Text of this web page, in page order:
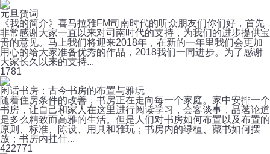
元旦贺词
《我的简介》喜马拉雅FM司南时代的听众朋友们你们好，首先
非常感谢大家一直以来对司南时代的支持，为我们的进步提供宝
贵的意见。马上我们将迎来2018年，在新的一年里我们会更加
用心的给大家准备优秀的作品，2018我们一同进步。为了感谢
大家长久以来的支持...
1781
闲话书房：古今书房的布置与雅玩
随着住房条件的改善，书房正在走向每一个家庭。家中安排一个
书房，让自己和家人在这里进行阅读学习，会客谈事，品茗论道
是多么精致而高雅的生活。但是人们对书房如何布置以及布置的
原则、标准、陈设、用具和雅玩；书房内的绿植、藏书如何摆
放；书房内挂什...
422771